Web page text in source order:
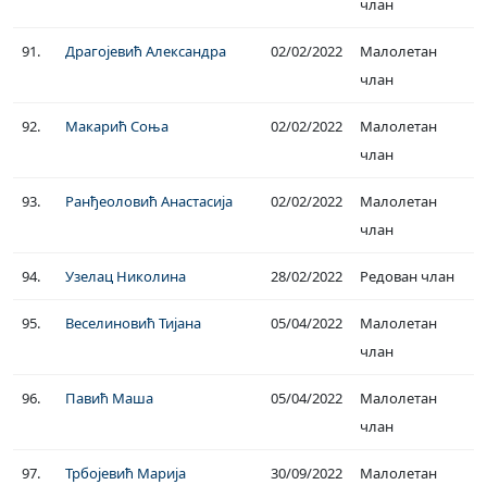
члан
91. Драгојевић Александра 02/02/2022
Малолетан
члан
92. Макарић Соња 02/02/2022
Малолетан
члан
93. Ранђеоловић Анастасија 02/02/2022
Малолетан
члан
94. Узелац Николина 28/02/2022 Редован члан
95. Веселиновић Тијана 05/04/2022
Малолетан
члан
96. Павић Маша 05/04/2022
Малолетан
члан
97. Трбојевић Марија 30/09/2022
Малолетан